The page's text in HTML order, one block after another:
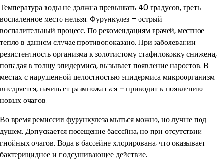
Температура воды не должна превышать 40 градусов, греть
воспаленное место нельзя. Фурункулез – острый
воспалительный процесс. По рекомендациям врачей, местное
тепло в данном случае противопоказано. При заболевании
резистентность организма к золотистому стафилококку снижена,
попадая в толщу эпидермиса, вызывает появление наростов. В
местах с нарушенной целостностью эпидермиса микроорганизм
внедряется, начинает размножаться – приводит к появлению
новых очагов.
Во время ремиссии фурункулеза мыться можно, но лучше под
душем. Допускается посещение бассейна, но при отсутствии
гнойных очагов. Вода в бассейне хлорирована, что оказывает
бактерицидное и подсушивающее действие.